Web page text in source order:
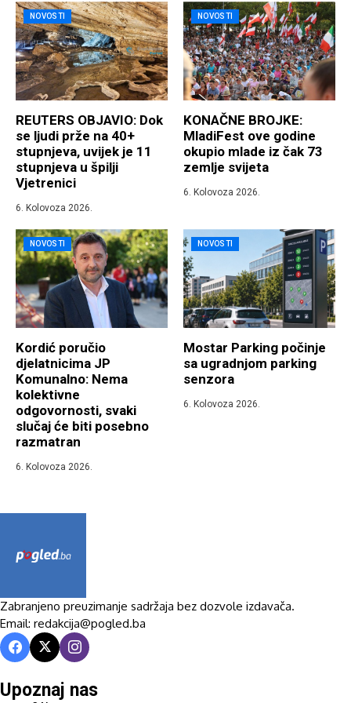
NOVOSTI
REUTERS OBJAVIO: Dok
se ljudi prže na 40+
stupnjeva, uvijek je 11
stupnjeva u špilji
Vjetrenici
6. Kolovoza 2026.
NOVOSTI
KONAČNE BROJKE:
MladiFest ove godine
okupio mlade iz čak 73
zemlje svijeta
6. Kolovoza 2026.
NOVOSTI
Kordić poručio
djelatnicima JP
Komunalno: Nema
kolektivne
odgovornosti, svaki
slučaj će biti posebno
razmatran
6. Kolovoza 2026.
NOVOSTI
Mostar Parking počinje
sa ugradnjom parking
senzora
6. Kolovoza 2026.
Zabranjeno preuzimanje sadržaja bez dozvole izdavača.
Email: redakcija@pogled.ba
Upoznaj nas